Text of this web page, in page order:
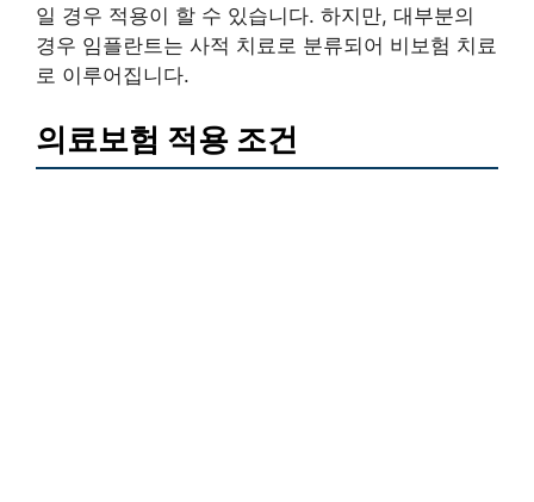
일 경우 적용이 할 수 있습니다. 하지만, 대부분의
경우 임플란트는 사적 치료로 분류되어 비보험 치료
로 이루어집니다.
의료보험 적용 조건